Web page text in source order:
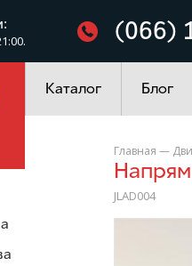
нам: (066)
Каталог
Електроустаткування
Блог
Главная —
JLAD004